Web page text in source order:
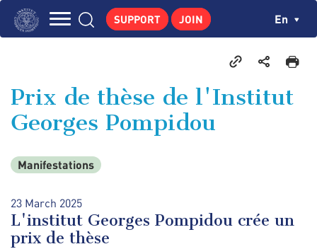
Skip
CENTRE DE RECHERCHES
PUBLICATIONS
SUPPORT JOIN En
Prix de thèse de l'Institut
Georges Pompidou
Manifestations
23 March 2025
L'institut Georges Pompidou crée un
prix de thèse
Cookies management panel